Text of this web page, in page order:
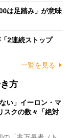
は足踏み」が意味
2連続ストップ
一覧を見る
方
い」イーロン・マ
スクの数々「絶対